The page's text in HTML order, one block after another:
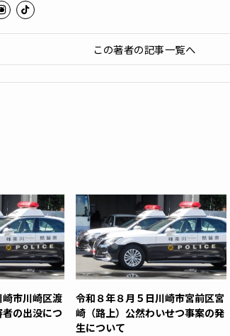
この著者の記事一覧へ
市川崎区渡
の出没につ
令和８年８月５日川崎市宮前区宮
崎（路上）公然わいせつ事案の発
生について